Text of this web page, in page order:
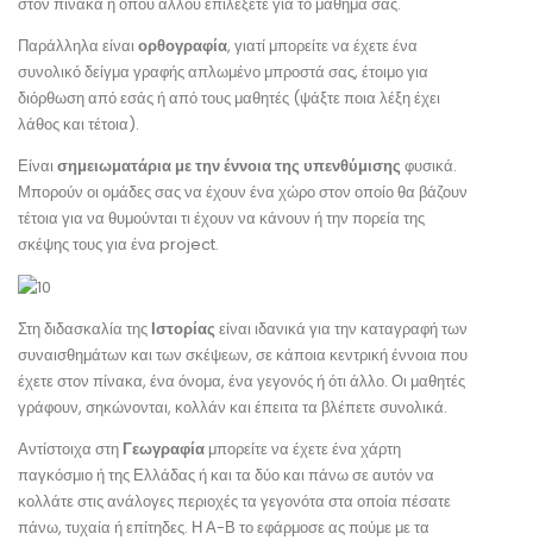
Παράλληλα είναιορθογραφία, γιατί μπορείτε να έχετε ένα
συνολικό δείγμα γραφής απλωμένο μπροστά σας, έτοιμο για
διόρθωση από εσάς ή από τους μαθητές (ψάξτε ποια λέξη έχει
λάθος και τέτοια).
Είναισημειωματάρια με την έννοια της υπενθύμισης φυσικά.
Μπορούν οι ομάδες σας να έχουν ένα χώρο στον οποίο θα βάζουν
τέτοια για να θυμούνται τι έχουν να κάνουν ή την πορεία της
σκέψης τους για ένα project.
Στη διδασκαλία της Ιστορίας είναι ιδανικά για την καταγραφή των
συναισθημάτων και των σκέψεων, σε κάποια κεντρική έννοια που
έχετε στον πίνακα, ένα όνομα, ένα γεγονός ή ότι άλλο. Οι μαθητές
γράφουν, σηκώνονται, κολλάν και έπειτα τα βλέπετε συνολικά.
Αντίστοιχα στη Γεωγραφία μπορείτε να έχετε ένα χάρτη
παγκόσμιο ή της Ελλάδας ή και τα δύο και πάνω σε αυτόν να
κολλάτε στις ανάλογες περιοχές τα γεγονότα στα οποία πέσατε
πάνω, τυχαία ή επίτηδες. Η Α-Β το εφάρμοσε ας πούμε με τα